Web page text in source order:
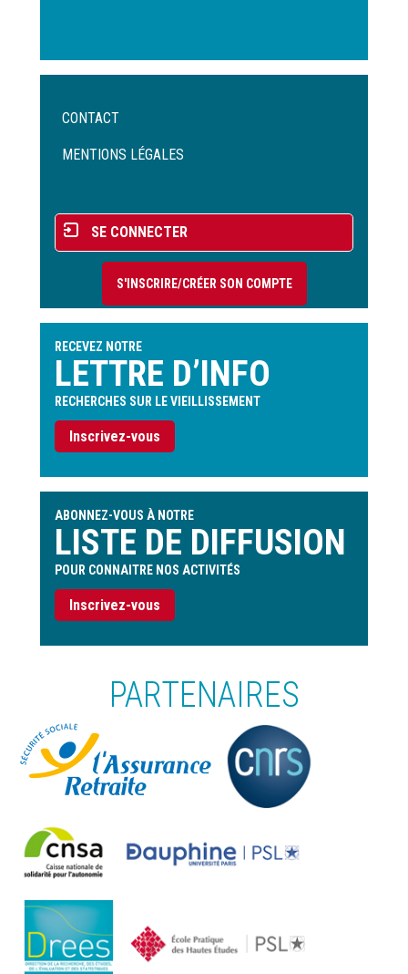
Menu
de
CONTACT
MENTIONS LÉGALES
Menu
du
compte
l'utilisateur
SE CONNECTER
S'INSCRIRE/CRÉER SON COMPTE
RECEVEZ NOTRE
LETTRE D’INFO
RECHERCHES SUR LE VIEILLISSEMENT
Inscrivez-vous
ABONNEZ-VOUS À NOTRE
LISTE DE DIFFUSION
POUR CONNAITRE NOS ACTIVITÉS
Inscrivez-vous
PARTENAIRES